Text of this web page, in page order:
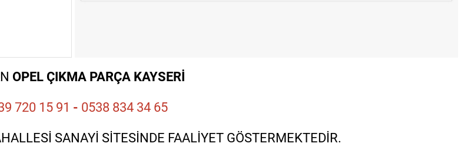
OPEL ÇIKMA PARÇA KAYSERİ
720 15 91 - 0538 834 34 65
SANAYİ SİTESİNDE FAALİYET GÖSTERMEKTEDİR.